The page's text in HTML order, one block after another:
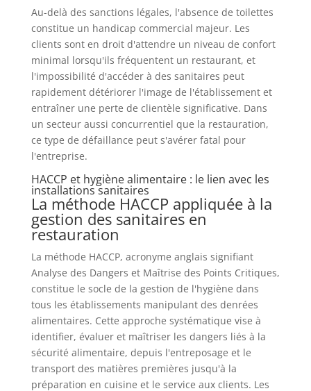
Au-delà des sanctions légales, l'absence de toilettes
constitue un handicap commercial majeur. Les
clients sont en droit d'attendre un niveau de confort
minimal lorsqu'ils fréquentent un restaurant, et
l'impossibilité d'accéder à des sanitaires peut
rapidement détériorer l'image de l'établissement et
entraîner une perte de clientèle significative. Dans
un secteur aussi concurrentiel que la restauration,
ce type de défaillance peut s'avérer fatal pour
l'entreprise.
HACCP et hygiène alimentaire : le lien avec les
installations sanitaires
La méthode HACCP appliquée à la
gestion des sanitaires en
restauration
La méthode HACCP, acronyme anglais signifiant
Analyse des Dangers et Maîtrise des Points Critiques,
constitue le socle de la gestion de l'hygiène dans
tous les établissements manipulant des denrées
alimentaires. Cette approche systématique vise à
identifier, évaluer et maîtriser les dangers liés à la
sécurité alimentaire, depuis l'entreposage et le
transport des matières premières jusqu'à la
préparation en cuisine et le service aux clients. Les